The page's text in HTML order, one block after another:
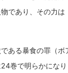
であり、その力
ある暴食の罪（
巻で明らかになり